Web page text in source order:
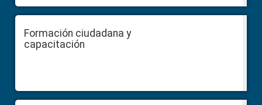
Formación ciudadana y
capacitación